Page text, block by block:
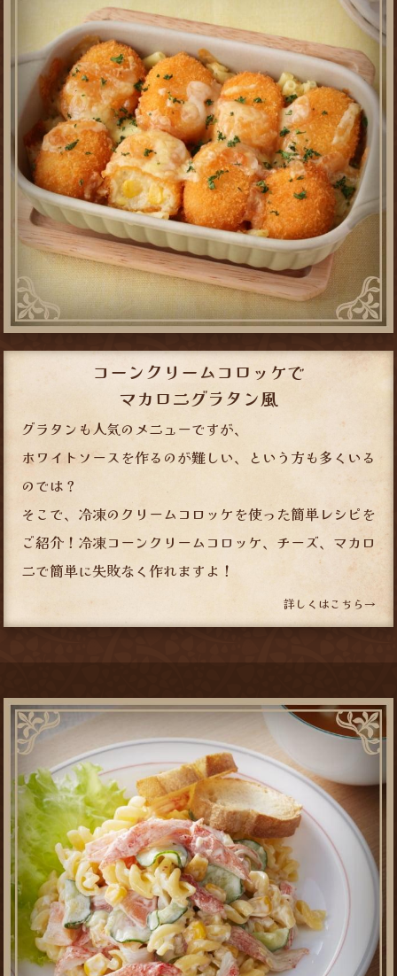
コーンクリームコロッケで
マカロニグラタン風
グラタンも人気のメニューですが、
ホワイトソースを作るのが難しい、という方も多くいる
のでは？
そこで、冷凍のクリームコロッケを使った簡単レシピを
ご紹介！冷凍コーンクリームコロッケ、チーズ、マカロ
ニで簡単に失敗なく作れますよ！
詳しくはこちら→